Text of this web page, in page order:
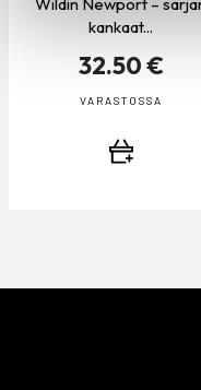
kankaat...
32.50 €
VARASTOSSA